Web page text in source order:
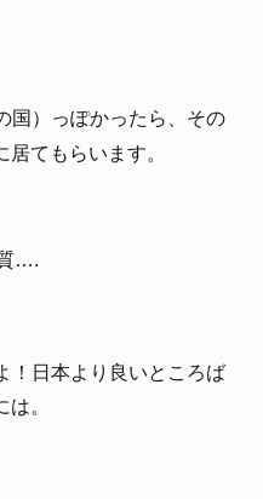
国）っぽかったら、その
てもらいます。
….
！日本より良いところば
。